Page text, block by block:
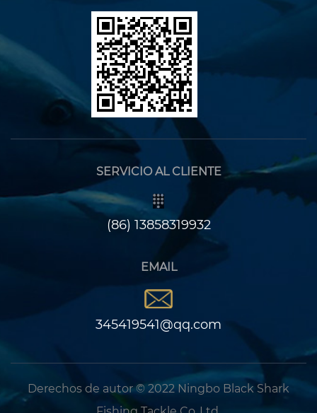
SERVICIO AL CLIENTE
(86) 13858319932
EMAIL
345419541@qq.com
Derechos de autor © 2022 Ningbo Black Shark